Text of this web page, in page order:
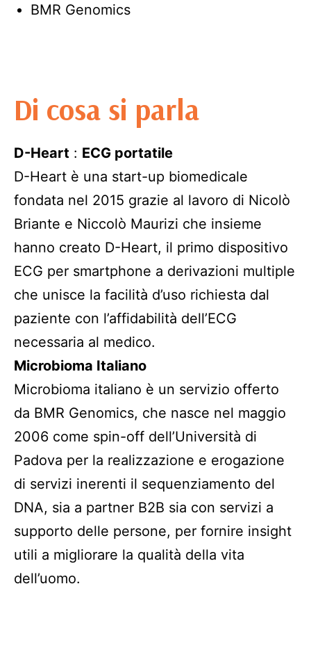
BMR Genomics
Di cosa si parla
D-Heart : ECG portatile
D-Heart è una start-up biomedicale
fondata nel 2015 grazie al lavoro di Nicolò
Briante e Niccolò Maurizi che insieme
hanno creato D-Heart, il primo dispositivo
ECG per smartphone a derivazioni multiple
che unisce la facilità d’uso richiesta dal
paziente con l’affidabilità dell’ECG
necessaria al medico.
Microbioma Italiano
Microbioma italiano è un servizio offerto
da BMR Genomics, che nasce nel maggio
2006 come spin-off dell’Università di
Padova per la realizzazione e erogazione
di servizi inerenti il sequenziamento del
DNA, sia a partner B2B sia con servizi a
supporto delle persone, per fornire insight
utili a migliorare la qualità della vita
dell’uomo.